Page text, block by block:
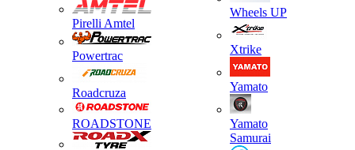
Pirelli Amtel
Powertrac
Roadcruza
ROADSTONE
Wheels UP
Xtrike
Yamato
Yamato
Samurai